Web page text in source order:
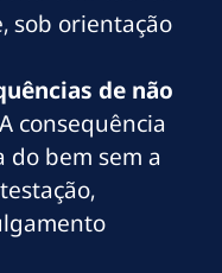
sob orientação
de não
A consequência
do bem sem a